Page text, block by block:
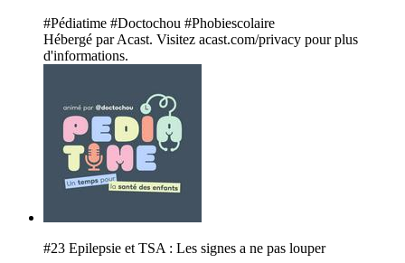
#Pédiatime #Doctochou #Phobiescolaire
Hébergé par Acast. Visitez acast.com/privacy pour plus
d'informations.
#23 Epilepsie et TSA : Les signes a ne pas louper